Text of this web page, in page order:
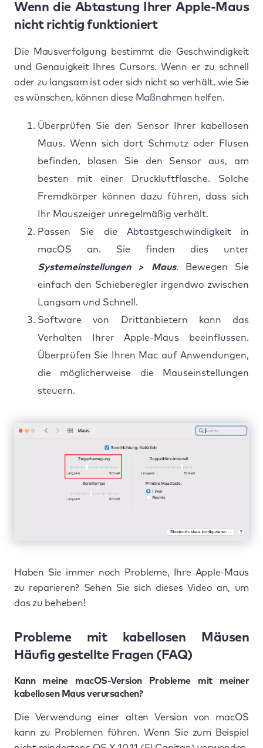
Wenn die Abtastung Ihrer Apple-Maus
nicht richtig funktioniert
Die Mausverfolgung bestimmt die Geschwindigkeit
und Genauigkeit Ihres Cursors. Wenn er zu schnell
oder zu langsam ist oder sich nicht so verhält, wie Sie
es wünschen, können diese Maßnahmen helfen.
Überprüfen Sie den Sensor Ihrer kabellosen
Maus. Wenn sich dort Schmutz oder Flusen
befinden, blasen Sie den Sensor aus, am
besten mit einer Druckluftflasche. Solche
Fremdkörper können dazu führen, dass sich
Ihr Mauszeiger unregelmäßig verhält.
Passen Sie die Abtastgeschwindigkeit in
macOS an. Sie finden dies unter
Systemeinstellungen > Maus. Bewegen Sie
einfach den Schieberegler irgendwo zwischen
Langsam und Schnell.
Software von Drittanbietern kann das
Verhalten Ihrer Apple-Maus beeinflussen.
Überprüfen Sie Ihren Mac auf Anwendungen,
die möglicherweise die Mauseinstellungen
steuern.
Haben Sie immer noch Probleme, Ihre Apple-Maus
zu reparieren? Sehen Sie sich dieses Video an, um
das zu beheben!
Probleme mit kabellosen Mäusen
Häufig gestellte Fragen (FAQ)
Kann meine macOS-Version Probleme mit meiner
kabellosen Maus verursachen?
Die Verwendung einer alten Version von macOS
kann zu Problemen führen. Wenn Sie zum Beispiel